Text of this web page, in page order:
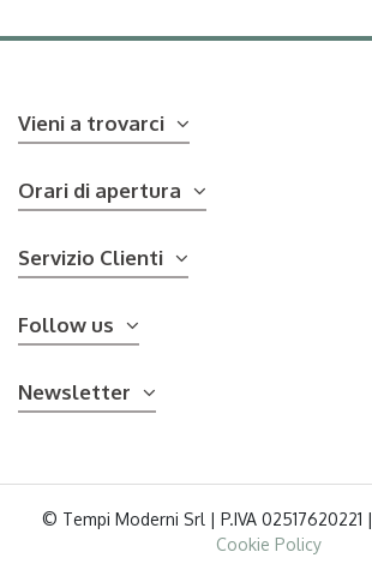
Vieni a trovarci
Orari di apertura
Servizio Clienti
Follow us
Newsletter
© Tempi Moderni Srl | P.IVA 02517620221 |
Cookie Policy